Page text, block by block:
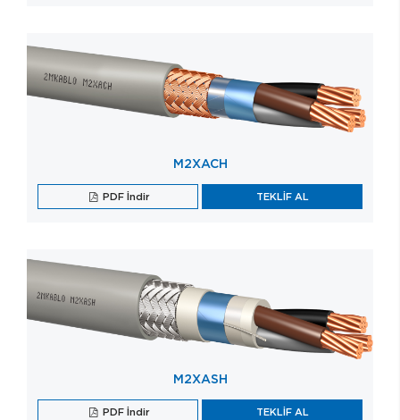
M2XACH
PDF İndir TEKLİF AL
M2XASH
PDF İndir TEKLİF AL